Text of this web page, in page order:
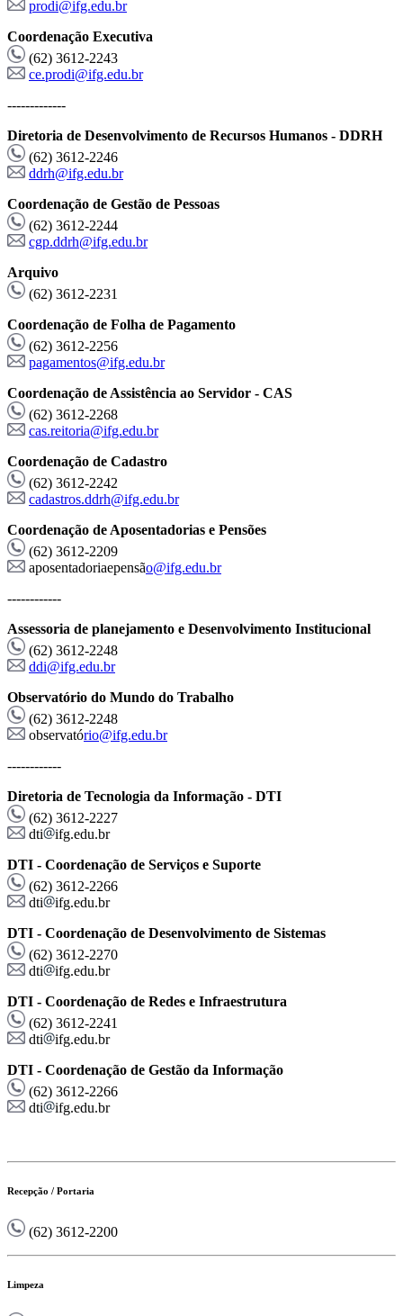
prodi@ifg.edu.br
Coordenação Executiva
(62) 3612-2243
ce.prodi@ifg.edu.br
-------------
Diretoria de Desenvolvimento de Recursos Humanos - DDRH
(62) 3612-2246
ddrh@ifg.edu.br
Coordenação de Gestão de Pessoas
(62) 3612-2244
cgp.ddrh@ifg.edu.br
Arquivo
(62) 3612-2231
Coordenação de Folha de Pagamento
(62) 3612-2256
pagamentos@ifg.edu.br
Coordenação de Assistência ao Servidor - CAS
(62) 3612-2268
cas.reitoria@ifg.edu.br
Coordenação de Cadastro
(62) 3612-2242
cadastros.ddrh@ifg.edu.br
Coordenação de Aposentadorias e Pensões
(62) 3612-2209
aposentadoriaepensão@ifg.edu.br
------------
Assessoria de planejamento e Desenvolvimento Institucional
(62) 3612-2248
ddi@ifg.edu.br
Observatório do Mundo do Trabalho
(62) 3612-2248
observatório@ifg.edu.br
------------
Diretoria de Tecnologia da Informação - DTI
(62) 3612-2227
dti
ifg.edu.br
DTI - Coordenação de Serviços e Suporte
(62) 3612-2266
dti
ifg.edu.br
DTI - Coordenação de Desenvolvimento de Sistemas
(62) 3612-2270
dti
ifg.edu.br
DTI - Coordenação de Redes e Infraestrutura
(62) 3612-2241
dti
ifg.edu.br
DTI - Coordenação de Gestão da Informação
(62) 3612-2266
dti
ifg.edu.br
Recepção / Portaria
(62) 3612-2200
Limpeza